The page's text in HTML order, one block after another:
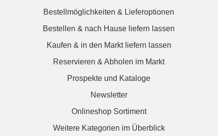
Bestellmöglichkeiten & Lieferoptionen
Bestellen & nach Hause liefern lassen
Kaufen & in den Markt liefern lassen
Reservieren & Abholen im Markt
Prospekte und Kataloge
Newsletter
Onlineshop Sortiment
Weitere Kategorien im Überblick